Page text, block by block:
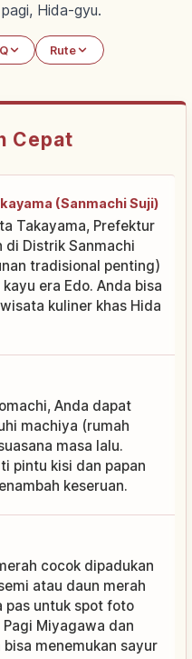
Hida-gyu.
Rute
Cepat
(Sanmachi Suji)
Takayama, Prefektur
di Distrik Sanmachi
tradisional penting)
era Edo. Anda bisa
kuliner khas Hida
Anda dapat
machiya (rumah
masa lalu.
pintu kisi dan papan
keseruan.
cocok dipadukan
atau daun merah
pas untuk spot foto
Miyagawa dan
menemukan sayur